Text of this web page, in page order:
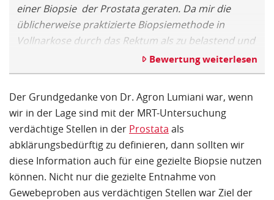
einer Biopsie der Prostata geraten. Da mir die
üblicherweise praktizierte Biopsiemethode in
Vollnarkose durch das Rektum als zu belastend und
als zu riskant erschien (Gefahr einer Infektion durch
Darmbakterien), habe ich mich im Internet über
ALTA Klinik in Bielefeld gestoßen. Die hier zur
Anwendung kommende Methode entspricht exakt
ihrer Beschreibung im Internet: Sie bedarf keiner
Vollnarkose, keiner prophylaktischen Einnahme
eines Antibiotikums und ist überdies völlig
schmerzlos.
Bewertung weiterlesen
Der Grundgedanke von Dr. Agron Lumiani war, wenn
wir in der Lage sind mit der MRT-Untersuchung
verdächtige Stellen in der Prostata als
abklärungsbedürftig zu definieren, dann sollten wir
diese Information auch für eine gezielte Biopsie nutzen
können. Nicht nur die gezielte Entnahme von
Gewebeproben aus verdächtigen Stellen war Ziel der